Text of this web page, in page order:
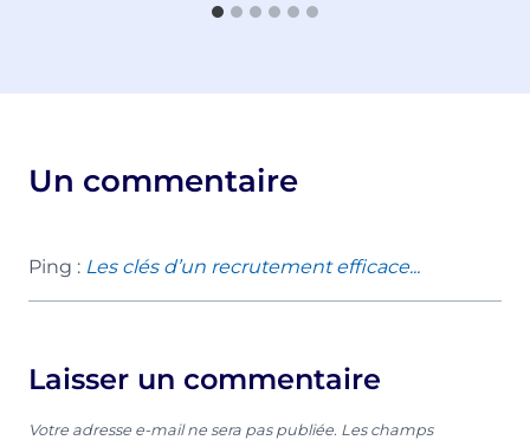
Un commentaire
Ping : Les clés d’un recrutement efficace...
Laisser un commentaire
Votre adresse e-mail ne sera pas publiée. Les champs